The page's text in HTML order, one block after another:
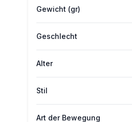
Gewicht (gr)
Geschlecht
Alter
Stil
Art der Bewegung